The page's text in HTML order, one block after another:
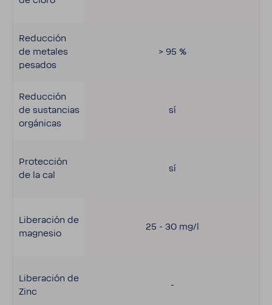
Reduc­ción
de metales
pesados
Reduc­ción
de sustan­cias
orgá­nicas
Protec­ción
de la cal
Libe­ra­ción de
magnesio
Libe­ra­ción de
Zinc
> 95 %
sí
sí
25 - 30 mg/l
-